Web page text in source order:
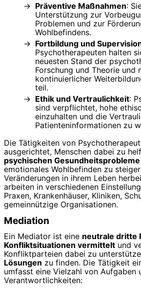
Präventive Maßnahmen:
Unterstützung zur
Problemen und zur
Wohlbefindens.
Fortbildung und
Psychotherapeuten halten
neuesten Stand der
Forschung und Theorie und
kontinuierlicher
teil.
Ethik und Vertraulichkeit:
sind verpflichtet, hohe
einzuhalten und die
Patienteninformationen zu
Die Tätigkeiten von
ausgerichtet, Menschen dabei zu
psychischen
emotionales Wohlbefinden zu
Veränderungen in ihrem Leben
arbeiten in verschiedenen
Praxen, Krankenhäuser, Kliniken,
gemeinnützige Organisationen.
Mediation
Ein Mediator ist eine neutrale dritte
Konfliktsituationen vermittelt und
Konfliktparteien dabei zu
Lösungen zu finden. Die Tätigkeit
umfasst eine Vielzahl von Aufgaben
Verantwortlichkeiten: